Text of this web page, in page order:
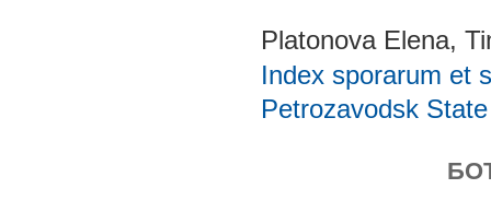
Platonova Elena,
Index sporarum et
Petrozavodsk